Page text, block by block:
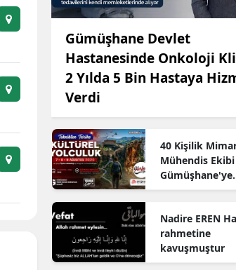
Gümüşhane Devlet
Hastanesinde Onkoloji
2 Yılda 5 Bin Hastaya
Verdi
40 Kişilik
Mühendis Ekibi
Gümüşhane'ye
Geliyor:
Herfene Gecesi
Düzenlenecek
Nadire EREN
rahmetine
kavuşmuştur